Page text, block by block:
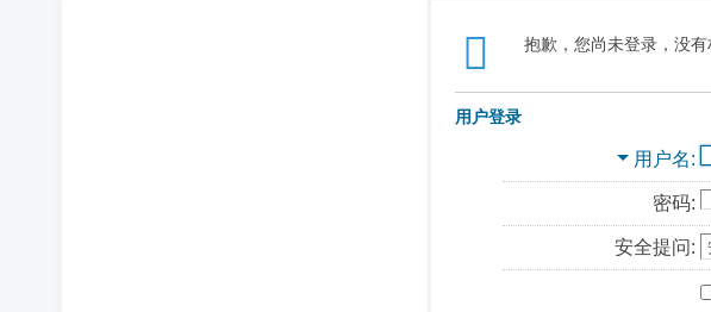
抱歉，您尚未登录，没
用户登录
用户名
密码:
安全提问: